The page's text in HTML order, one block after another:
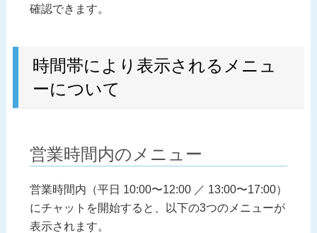
確認できます。
時間帯により表示されるメニュ
ーについて
営業時間内のメニュー
営業時間内（平日 10:00〜12:00 ／ 13:00〜17:00）
にチャットを開始すると、以下の3つのメニューが
表示されます。